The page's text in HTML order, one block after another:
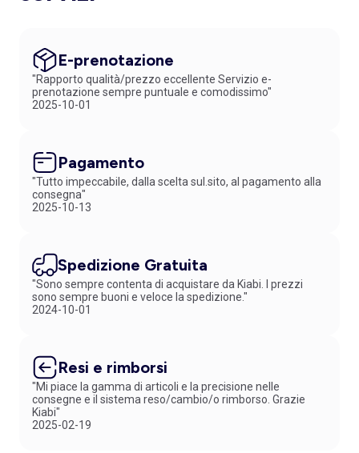
E-prenotazione
"Rapporto qualità/prezzo eccellente Servizio e-
prenotazione sempre puntuale e comodissimo"
2025-10-01
Pagamento
"Tutto impeccabile, dalla scelta sul.sito, al pagamento alla
consegna"
2025-10-13
Spedizione Gratuita
"Sono sempre contenta di acquistare da Kiabi. I prezzi
sono sempre buoni e veloce la spedizione."
2024-10-01
Resi e rimborsi
"Mi piace la gamma di articoli e la precisione nelle
consegne e il sistema reso/cambio/o rimborso. Grazie
Kiabi"
2025-02-19